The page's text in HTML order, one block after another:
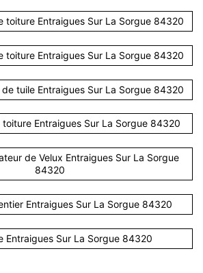
toiture Entraigues Sur La Sorgue 84320
toiture Entraigues Sur La Sorgue 84320
tuile Entraigues Sur La Sorgue 84320
toiture Entraigues Sur La Sorgue 84320
de Velux Entraigues Sur La Sorgue
84320
Entraigues Sur La Sorgue 84320
Entraigues Sur La Sorgue 84320